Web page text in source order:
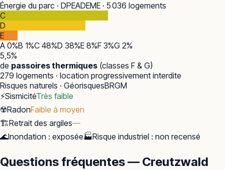
Énergie du parc · DPEADEME · 5 036 logements
C
D
E
A 0%B 1%C 48%D 38%E 8%F 3%G 2%
5,5%
de passoires thermiques (classes F & G)
279 logements · location progressivement interdite
Risques naturels · GéorisquesBRGM
⚡SismicitéTrès faible
☢️RadonFaible à moyen
🏗️Retrait des argiles—
🌊Inondation : exposée🏭Risque industriel : non recensé
Questions fréquentes — Creutzwald